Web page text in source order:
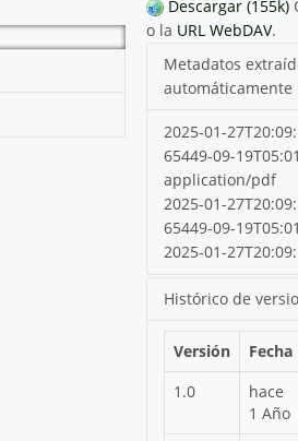
Descargar (155k)
o la URL WebDAV.
Metadatos
automáticamente
2025-01-
65449-09-
application/pdf
2025-01-
65449-09-
2025-01-
Histórico de
Versión Fecha
1.0
hace
1 Año